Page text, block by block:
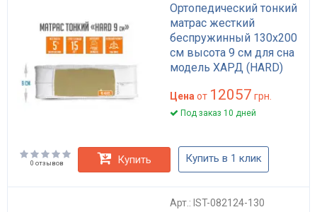
Ортопедический тонкий
матрас жесткий
беспружинный 130x200
см высота 9 см для сна
модель ХАРД (HARD)
Цена от 12057 грн.
Под заказ 10 дней
0 отзывов Купить Купить в 1 клик
Арт.: IST-082124-130